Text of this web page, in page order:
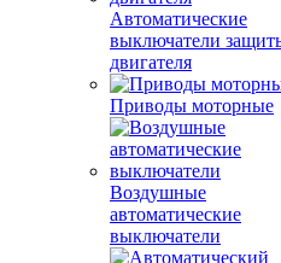
Автоматические
выключатели
двигателя
Приводы моторные
Воздушные
автоматические
выключатели